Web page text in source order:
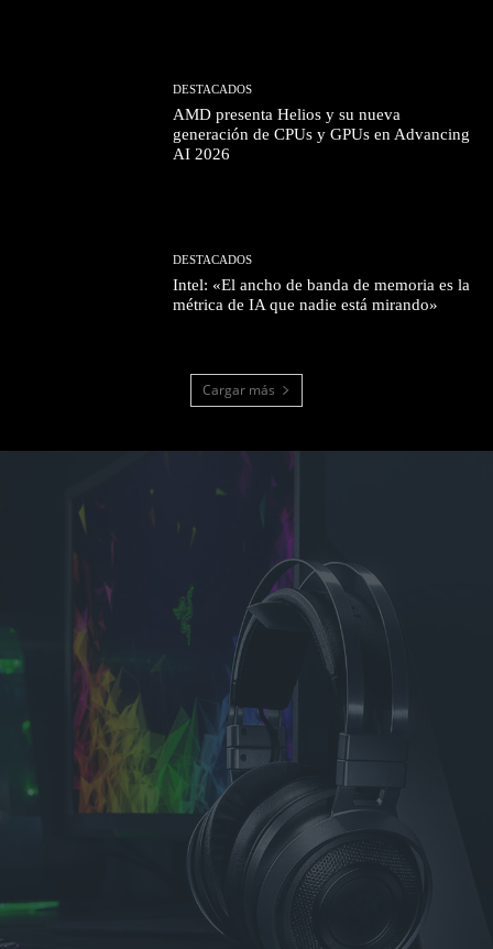
DESTACADOS
AMD presenta Helios y su nueva
generación de CPUs y GPUs en Advancing
AI 2026
DESTACADOS
Intel: «El ancho de banda de memoria es la
métrica de IA que nadie está mirando»
Cargar más